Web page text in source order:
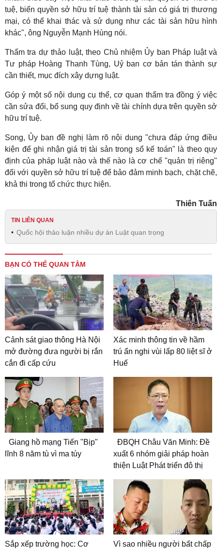
tuệ, biến quyền sở hữu trí tuệ thành tài sản có giá trị thương
mại, có thể khai thác và sử dụng như các tài sản hữu hình
khác", ông Nguyễn Mạnh Hùng nói.
Thẩm tra dự thảo luật, theo Chủ nhiệm Ủy ban Pháp luật và
Tư pháp Hoàng Thanh Tùng, Uỷ ban cơ bản tán thành sự
cần thiết, mục đích xây dựng luật.
Góp ý một số nội dung cụ thể, cơ quan thẩm tra đồng ý việc
cần sửa đổi, bổ sung quy định về tài chính dựa trên quyền sở
hữu trí tuệ.
Song, Ủy ban đề nghị làm rõ nội dung "chưa đáp ứng điều
kiện để ghi nhận giá trị tài sản trong sổ kế toán" là theo quy
định của pháp luật nào và thế nào là cơ chế "quản trị riêng"
đối với quyền sở hữu trí tuệ để bảo đảm minh bạch, chặt chẽ,
khả thi trong tổ chức thực hiện.
Thiên Tuấn
TIN LIÊN QUAN
Quốc hội thảo luận nhiều dự án Luật quan trọng
BẠN CÓ THỂ QUAN TÂM
Cảnh sát giao thông Hà Nội
mở đường đưa người bị rắn
cắn đi cấp cứu
Xác minh thông tin về hầm
trú ẩn nghi vùi lấp 80 liệt sĩ ở
Huế
Giang hồ mạng Tiến "Bịp"
lĩnh 8 năm tù vì ma túy
ĐBQH Châu Văn Minh: Đề
xuất 6 nhóm giải pháp hoàn
thiện Luật Phát triển đô thị
Sắp xếp trường học: Cơ
Vì sao nhiều người bất chấp